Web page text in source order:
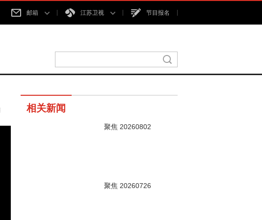
邮箱 江苏卫视 节目报名
相关新闻
聚焦 20260802
聚焦 20260726